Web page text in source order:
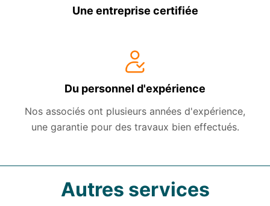
Une entreprise certifiée
Du personnel d'expérience
Nos associés ont plusieurs années d'expérience,
une garantie pour des travaux bien effectués.
Autres services